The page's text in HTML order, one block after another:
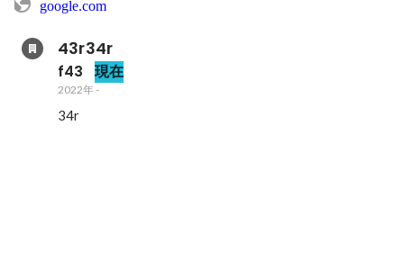
google.com
43r34r
f43 現在
2022年-
34r